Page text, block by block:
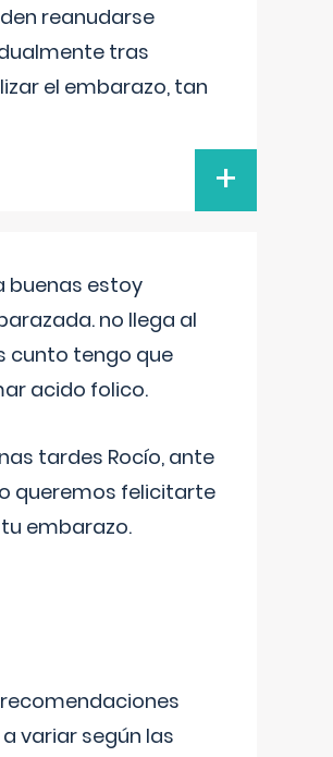
reanudarse
tras
el embarazo, tan
+
buenas estoy
no llega al
cunto tengo que
acido folico.
tardes Rocío, ante
queremos felicitarte
embarazo.
recomendaciones
variar según las